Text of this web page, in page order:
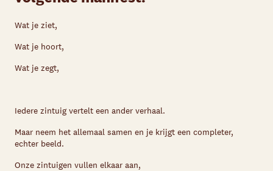
Wat je ziet,
Wat je hoort,
Wat je zegt,
Iedere zintuig vertelt een ander verhaal.
Maar neem het allemaal samen en je krijgt een completer,
echter beeld.
Onze zintuigen vullen elkaar aan,